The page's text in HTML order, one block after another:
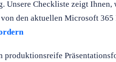
Unsere Checkliste zeigt Ihnen,
den aktuellen Microsoft 365
produktionsreife